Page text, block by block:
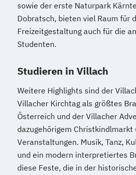
sowie der erste Naturpark
Dobratsch, bieten viel Raum für
Freizeitgestaltung auch für die
Studenten.
Studieren in Villach
Weitere Highlights sind der
Villacher Kirchtag als größtes
Österreich und der Villacher
dazugehörigem Christkindlmarkt
Veranstaltungen. Musik, Tanz,
und ein modern interpretiertes
diese Feste, die in der